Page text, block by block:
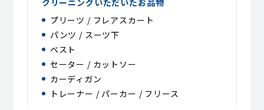
プリーツ / フレアスカート
パンツ / スーツ下
ベスト
セーター / カットソー
カーディガン
トレーナー / パーカー / フリース